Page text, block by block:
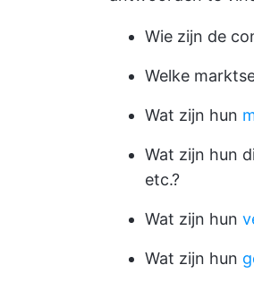
Wie zijn de
Welke
Wat zijn hun
Wat zijn hun
etc.?
Wat zijn hun
Wat zijn hun